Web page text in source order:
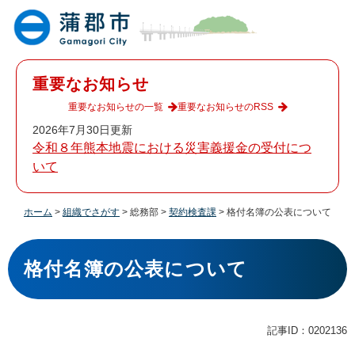
重要なお知らせ
2026年7月30日更新
令和８年熊本地震における災害義援金の受付につ
いて
重要なお知らせの一覧 重要なお知らせのRSS
ホーム > 組織でさがす > 総務部 > 契約検査課 > 格付名簿の公表について
本
文
格付名簿の公表について
記事ID：0202136